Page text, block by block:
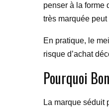
penser à la forme
très marquée
En pratique, le
risque d’achat
Pourquoi
La marque séduit